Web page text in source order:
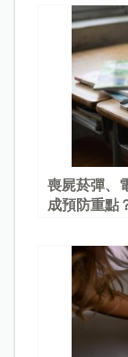
喪屍菸彈、
成預防重點